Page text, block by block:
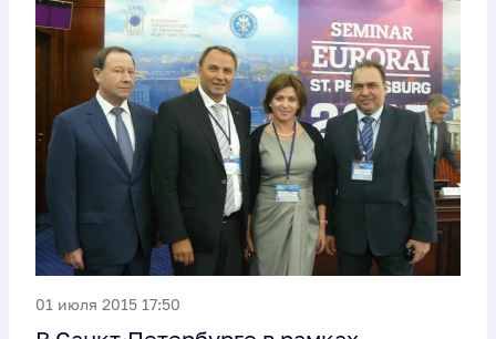
01 июля 2015 17:50